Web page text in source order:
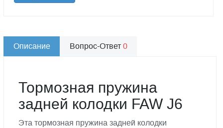
Описание Вопрос-Ответ0
Тормозная пружина
задней колодки FAW J6
Эта тормозная пружина задней колодки